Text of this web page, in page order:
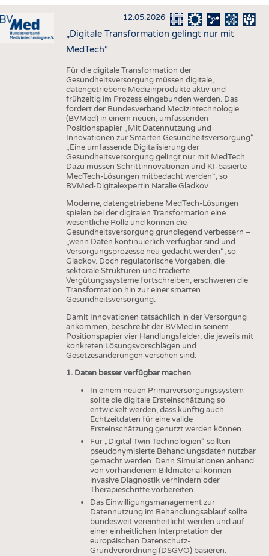
HAUS- UND HEIMTEXTILIEN
BEKLEIDUNG
AUSSCHREIBUNGEN
DTV AUSSCHREIBUNGSDIENST
STATISTICS
DAUNENCHECK
ADRESSEN & LINKS
PUBLIKATIONEN
TERMINE
BRANCHENTERMINE
12.05.2026
„Digitale Transformation gelingt nur mit
MedTech“
Für die digitale Transformation der
Gesundheitsversorgung müssen digitale,
datengetriebene Medizinprodukte aktiv und
frühzeitig im Prozess eingebunden werden. Das
fordert der Bundesverband Medizintechnologie
(BVMed) in einem neuen, umfassenden
Positionspapier „Mit Datennutzung und
Innovationen zur Smarten Gesundheitsversorgung“.
„Eine umfassende Digitalisierung der
Gesundheitsversorgung gelingt nur mit MedTech.
Dazu müssen Schrittinnovationen und KI-basierte
MedTech-Lösungen mitbedacht werden“, so
BVMed-Digitalexpertin Natalie Gladkov.
Moderne, datengetriebene MedTech-Lösungen
spielen bei der digitalen Transformation eine
wesentliche Rolle und können die
Gesundheitsversorgung grundlegend verbessern –
„wenn Daten kontinuierlich verfügbar sind und
Versorgungsprozesse neu gedacht werden“, so
Gladkov. Doch regulatorische Vorgaben, die
sektorale Strukturen und tradierte
Vergütungssysteme fortschreiben, erschweren die
Transformation hin zur einer smarten
Gesundheitsversorgung.
Damit Innovationen tatsächlich in der Versorgung
ankommen, beschreibt der BVMed in seinem
Positionspapier vier Handlungsfelder, die jeweils mit
konkreten Lösungsvorschlägen und
Gesetzesänderungen versehen sind:
1. Daten besser verfügbar machen
In einem neuen Primärversorgungssystem
sollte die digitale Ersteinschätzung so
entwickelt werden, dass künftig auch
Echtzeitdaten für eine valide
Ersteinschätzung genutzt werden können.
Für „Digital Twin Technologien“ sollten
pseudonymisierte Behandlungsdaten nutzbar
gemacht werden. Denn Simulationen anhand
von vorhandenem Bildmaterial können
invasive Diagnostik verhindern oder
Therapieschritte vorbereiten.
Das Einwilligungsmanagement zur
Datennutzung im Behandlungsablauf sollte
bundesweit vereinheitlicht werden und auf
einer einheitlichen Interpretation der
europäischen Datenschutz-
Grundverordnung (DSGVO) basieren.